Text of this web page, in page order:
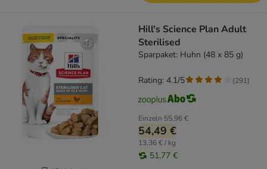
Hill's Science Plan Adult
Sterilised
Sparpaket: Huhn (48 x 85 g)
Einzeln 55,96 €
54,49 €
13,36 € / kg
51,77 €
Rating: 4.1/5 (291)